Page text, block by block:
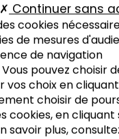
cookies
de mesures
de navigation
pouvez choisir
choix en
choisir de
cookies, en cliquant
savoir plus,
Continuer sans